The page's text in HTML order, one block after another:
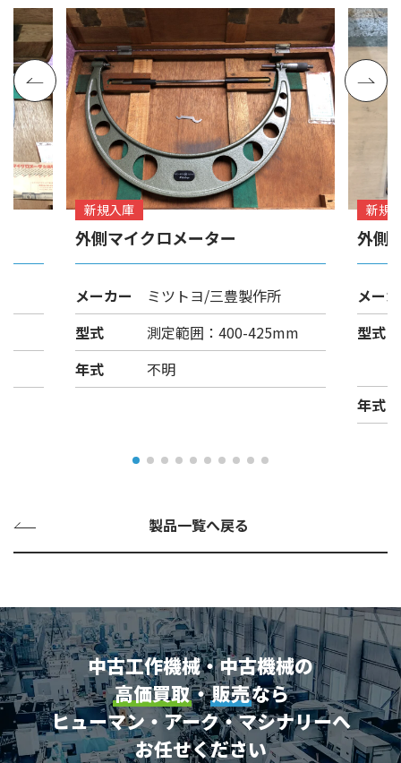
新規入庫
外側マイクロメーター
メーカー
ミツトヨ/三豊製作所
型式
測定範囲：400-425mm
年式
不明
新規
外側
メー
型式
年式
製品一覧へ戻る
中古工作機械・中古機械の
高価買取・販売なら
ヒューマン・アーク・マシナリーへ
お任せください